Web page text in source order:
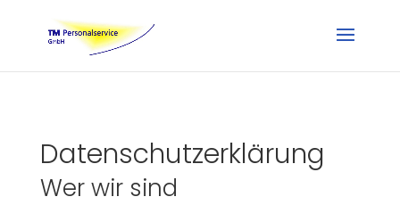
Datenschutzerklärung
Wer wir sind